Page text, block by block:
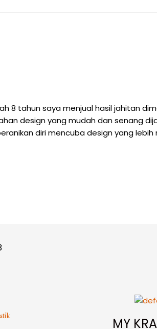
8 tahun saya menjual hasil jahitan
design yang mudah dan senang
diri mencuba design yang lebih
MY